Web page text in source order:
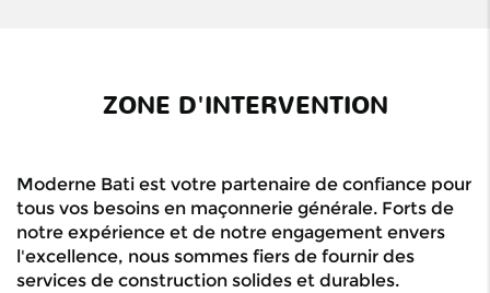
ZONE D'INTERVENTION
Moderne Bati est votre partenaire de confiance pour
tous vos besoins en maçonnerie générale. Forts de
notre expérience et de notre engagement envers
l'excellence, nous sommes fiers de fournir des
services de construction solides et durables.